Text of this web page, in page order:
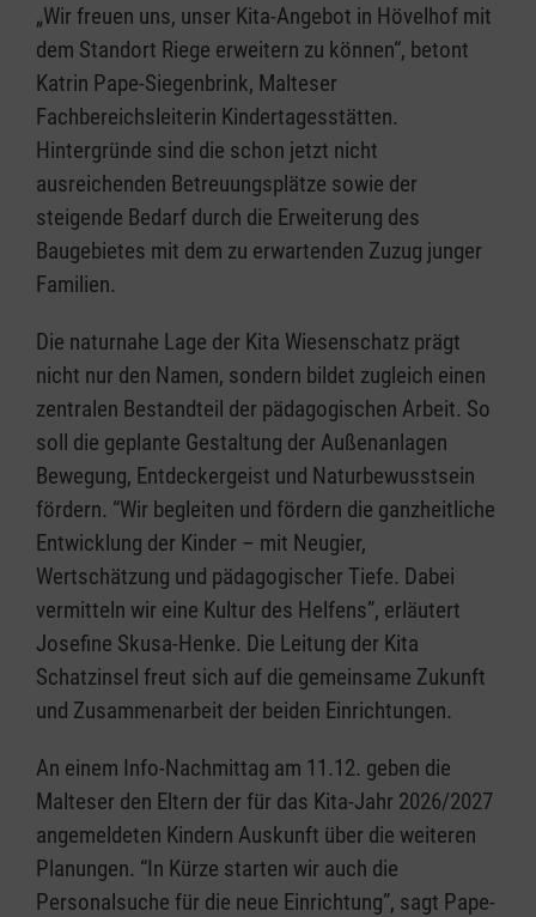
„Wir freuen uns, unser Kita-Angebot in Hövelhof mit
dem Standort Riege erweitern zu können“, betont
Katrin Pape-Siegenbrink, Malteser
Fachbereichsleiterin Kindertagesstätten.
Hintergründe sind die schon jetzt nicht
ausreichenden Betreuungsplätze sowie der
steigende Bedarf durch die Erweiterung des
Baugebietes mit dem zu erwartenden Zuzug junger
Familien.
Die naturnahe Lage der Kita Wiesenschatz prägt
nicht nur den Namen, sondern bildet zugleich einen
zentralen Bestandteil der pädagogischen Arbeit. So
soll die geplante Gestaltung der Außenanlagen
Bewegung, Entdeckergeist und Naturbewusstsein
fördern. “Wir begleiten und fördern die ganzheitliche
Entwicklung der Kinder – mit Neugier,
Wertschätzung und pädagogischer Tiefe. Dabei
vermitteln wir eine Kultur des Helfens”, erläutert
Josefine Skusa-Henke. Die Leitung der Kita
Schatzinsel freut sich auf die gemeinsame Zukunft
und Zusammenarbeit der beiden Einrichtungen.
An einem Info-Nachmittag am 11.12. geben die
Malteser den Eltern der für das Kita-Jahr 2026/2027
angemeldeten Kindern Auskunft über die weiteren
Planungen. “In Kürze starten wir auch die
Personalsuche für die neue Einrichtung”, sagt Pape-